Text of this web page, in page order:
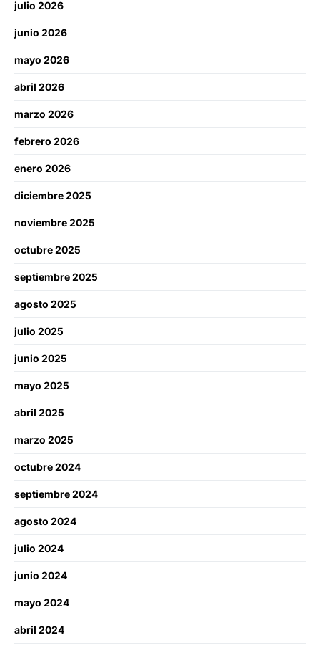
julio 2026
junio 2026
mayo 2026
abril 2026
marzo 2026
febrero 2026
enero 2026
diciembre 2025
noviembre 2025
octubre 2025
septiembre 2025
agosto 2025
julio 2025
junio 2025
mayo 2025
abril 2025
marzo 2025
octubre 2024
septiembre 2024
agosto 2024
julio 2024
junio 2024
mayo 2024
abril 2024